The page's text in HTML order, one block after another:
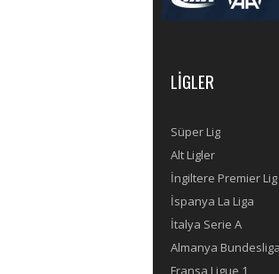
LİGLER
Süper Lig
Alt Ligler
İngiltere Premier Lig
İspanya La Liga
İtalya Serie A
Almanya Bundesliga
Fransa Ligue 1